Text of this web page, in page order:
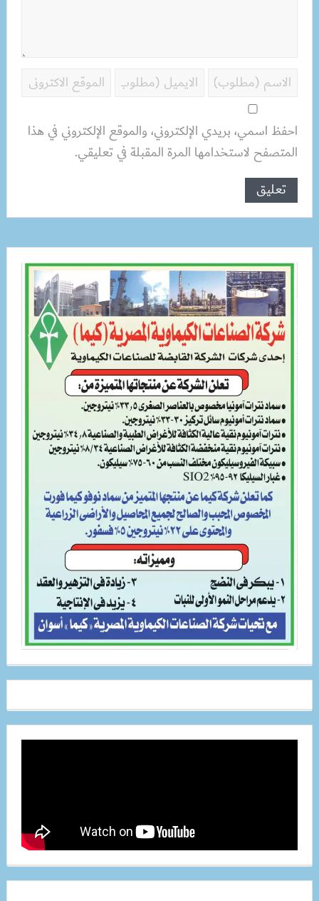
احفظ اسمي، بريدي الإلكتروني، والموقع الإلكتروني في هذا
المتصفح لاستخدامها المرة المقبلة في تعليقي.